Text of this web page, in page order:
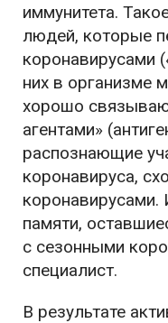
иммунитета.
людей, которые
коронавирусами
них в организме
хорошо
агентами»
распознающие
коронавируса,
памяти,
с сезонными
специалист.
В результате